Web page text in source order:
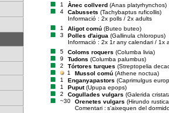
1
Ànec collverd (Anas platyrhynchos)
4
Cabussets (Tachybaptus ruficollis)
Informació : 2x polls / 2x adults
1
Aligot comú (Buteo buteo)
3
Polles d'aigua (Gallinula chloropus)
Informació : 2x 1r any calendari / 1x
5
Coloms roquers (Columba livia)
9
Tudons (Columba palumbus)
2
Tórtores turques (Streptopelia
1
Mussol comú (Athene noctua)
1
Enganyapastors (Caprimulgus
1
Puput (Upupa epops)
2
Cogullades vulgars (Galerida
~30
Orenetes vulgars (Hirundo
Comentari : s'aixequen del